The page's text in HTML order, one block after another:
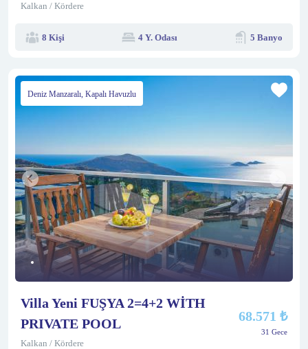
Kalkan / Kördere
8 Kişi 4 Y. Odası 5 Banyo
Deniz Manzaralı, Kapalı Havuzlu
Villa Yeni FUŞYA 2=4+2 WİTH
PRIVATE POOL
Kalkan / Kördere
68.571 ₺
31 Gece